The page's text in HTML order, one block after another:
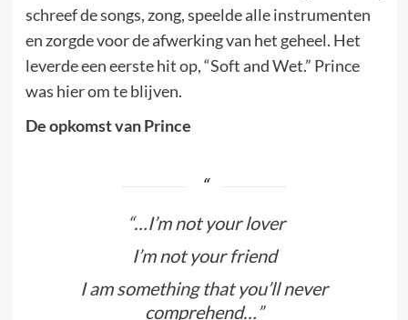
schreef de songs, zong, speelde alle instrumenten
en zorgde voor de afwerking van het geheel. Het
leverde een eerste hit op, “Soft and Wet.” Prince
was hier om te blijven.
De opkomst van Prince
“…I’m not your lover
I’m not your friend
I am something that you’ll never
comprehend…”